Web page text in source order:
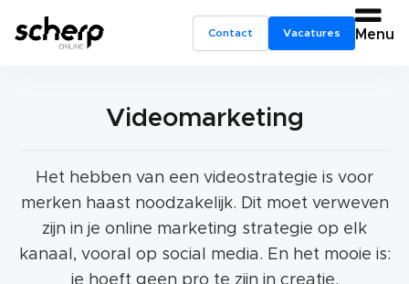
Contact Vacatures Menu
Videomarketing
Het hebben van een videostrategie is voor
merken haast noodzakelijk. Dit moet verweven
zijn in je online marketing strategie op elk
kanaal, vooral op social media. En het mooie is:
je hoeft geen pro te zijn in creatie.